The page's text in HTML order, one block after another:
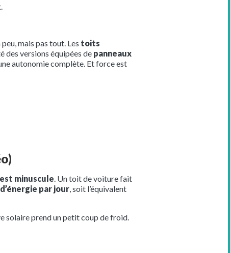
mais pas tout. Les toits
des versions équipées de panneaux
autonomie complète. Et force est
minuscule . Un toit de voiture fait
par jour , soit l’équivalent
solaire prend un petit coup de froid.